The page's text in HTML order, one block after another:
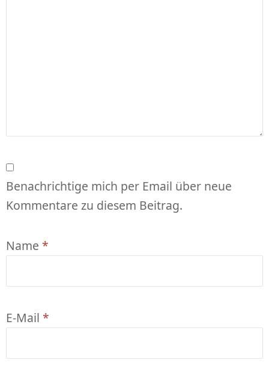
Benachrichtige mich per Email über neue
Kommentare zu diesem Beitrag.
Name *
E-Mail *